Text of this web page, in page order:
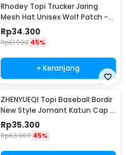
Rhodey Topi Trucker Jaring
Mesh Hat Unisex Wolf Patch -
DH-YK
Rp34.300
Rp61.900 45%
+ Keranjang
ZHENYUEQI Topi Baseball Bordir
New Style Jomant Katun Cap -
MZ085
Rp35.300
Rp63.900 45%